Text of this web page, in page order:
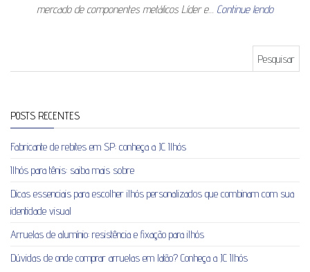
mercado de componentes metálicos Líder e… Continue lendo
POSTS RECENTES
Fabricante de rebites em SP: conheça a JC Ilhós
Ilhós para tênis: saiba mais sobre
Dicas essenciais para escolher ilhós personalizados que combinam com sua
identidade visual
Arruelas de alumínio: resistência e fixação para ilhós
Dúvidas de onde comprar arruelas em latão? Conheça a JC Ilhós